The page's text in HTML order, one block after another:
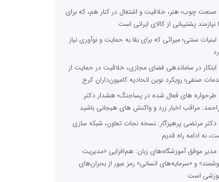
صنعت چوب؛ هنر، خلاقیت و اشتغال در کنار هم، که برای
نیازمند پشتیبانی از کالای ایرانی است
لبنیات سنتی؛ میراثی که برای بقا به حمایت و نوآوری نیاز
ابتکار در ساماندهی فضای مجازی، خلاقیت در حمایت از
صنفی؛ رویکرد نوین اتحادیه کامیون‌داران کرج
طرحواره های فعال شده در پساجنگ؛ هشدار دکتر
مراقب اخبار زرد و واکنش های هیجانی باشید
دکتر مرتضی پرهیزگار: نسخه نجات تعاون، شبکه سازی
نه ادامه راه قدیم
مدیر موفق آموزشگاه‌های زبان: هم‌افزایی «مدیریت
و «سرمایه‌های انسانی» رمز عبور از بحران‌های
است